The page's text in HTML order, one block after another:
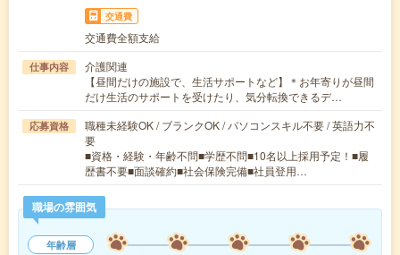
交通費
交通費全額支給
仕事内容
介護関連
【昼間だけの施設で、生活サポートなど】＊お年寄りが昼間
だけ生活のサポートを受けたり、気分転換できるデ…
応募資格
職種未経験OK / ブランクOK / パソコンスキル不要 / 英語力不
要
■資格・経験・年齢不問■学歴不問■10名以上採用予定！■履
歴書不要■面談確約■社会保険完備■社員登用…
職場の雰囲気
年齢層